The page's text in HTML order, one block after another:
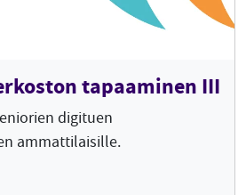
tapaaminen III
digituen
ammattilaisille.